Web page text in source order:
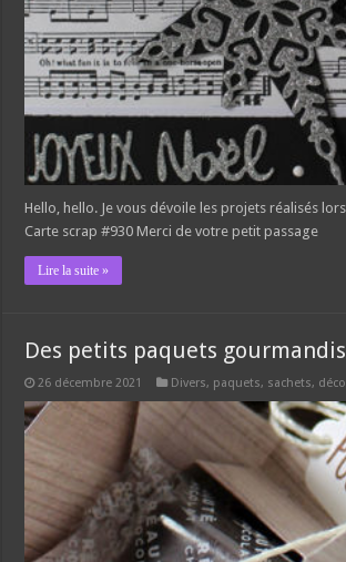
Hello, hello. Je vous dévoile les projets réalisés
Carte scrap #930 Merci de votre petit passage
Lire la suite »
Des petits paquets
26 décembre 2021 Divers, paquets, sachets,